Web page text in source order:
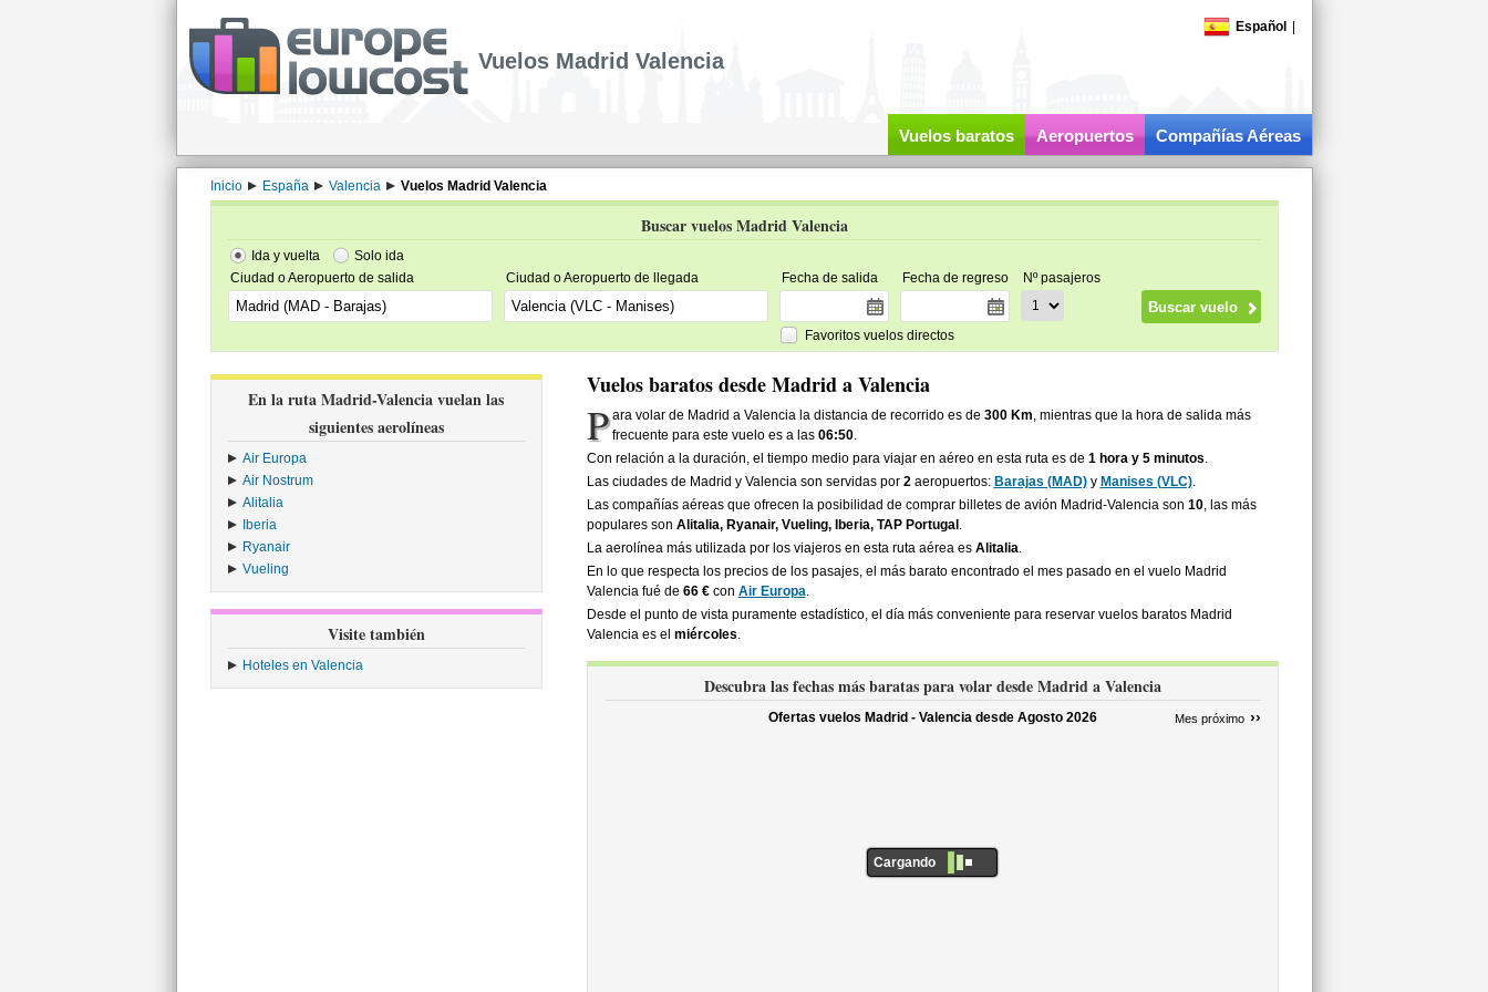
Español
Vuelos Madrid Valencia
Vuelos baratos Aeropuertos Compañías Aéreas
Inicio España Valencia Vuelos Madrid Valencia
Buscar vuelos Madrid Valencia
Ida y vuelta
Solo ida
Ciudad o Aeropuerto de salida
Ciudad o Aeropuerto de llegada Fecha de salida Fecha de regreso Nº pasajeros
Favoritos vuelos directos
En la ruta Madrid-Valencia vuelan las
siguientes aerolíneas
Air Europa
Air Nostrum
Alitalia
Iberia
Ryanair
Vueling
Visite también
Hoteles en Valencia
Vuelos baratos desde Madrid a Valencia
P ara volar de Madrid a Valencia la distancia de recorrido es de300 Km, mientras que la hora de salida más
frecuente para este vuelo es a las06:50.
Con relación a la duración, el tiempo medio para viajar en aéreo en esta ruta es de 1 hora y 5 minutos.
Las ciudades de Madrid y Valencia son servidas por 2aeropuertos: Barajas (MAD)y Manises (VLC).
Las compañías aéreas que ofrecen la posibilidad de comprar billetes de avión Madrid-Valencia son 10, las más
populares son Alitalia, Ryanair, Vueling, Iberia, TAP Portugal .
La aerolínea más utilizada por los viajeros en esta ruta aérea es Alitalia.
En lo que respecta los precios de los pasajes, el más barato encontrado el mes pasado en el vuelo Madrid
Valencia fué de 66 €con Air Europa.
Desde el punto de vista puramente estadístico, el día más conveniente para reservar vuelos baratos Madrid
Valencia es el miércoles.
Descubra las fechas más baratas para volar desde Madrid a Valencia
Ofertas vuelos Madrid - Valencia desde Agosto 2026 Mes próximo ››
Cargando